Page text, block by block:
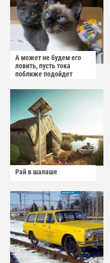
А может не будем его
ловить, пусть тока
поближе подойдет
Рай в шалаше